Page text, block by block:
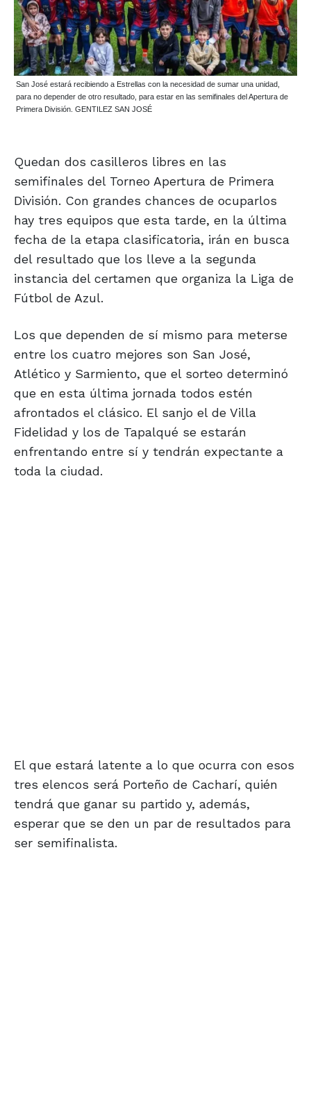
San José estará recibiendo a Estrellas con la necesidad de sumar una unidad,
para no depender de otro resultado, para estar en las semifinales del Apertura de
Primera División. GENTILEZ SAN JOSÉ
Quedan dos casilleros libres en las
semifinales del Torneo Apertura de Primera
División. Con grandes chances de ocuparlos
hay tres equipos que esta tarde, en la última
fecha de la etapa clasificatoria, irán en busca
del resultado que los lleve a la segunda
instancia del certamen que organiza la Liga de
Fútbol de Azul.
Los que dependen de sí mismo para meterse
entre los cuatro mejores son San José,
Atlético y Sarmiento, que el sorteo determinó
que en esta última jornada todos estén
afrontados el clásico. El sanjo el de Villa
Fidelidad y los de Tapalqué se estarán
enfrentando entre sí y tendrán expectante a
toda la ciudad.
El que estará latente a lo que ocurra con esos
tres elencos será Porteño de Cacharí, quién
tendrá que ganar su partido y, además,
esperar que se den un par de resultados para
ser semifinalista.